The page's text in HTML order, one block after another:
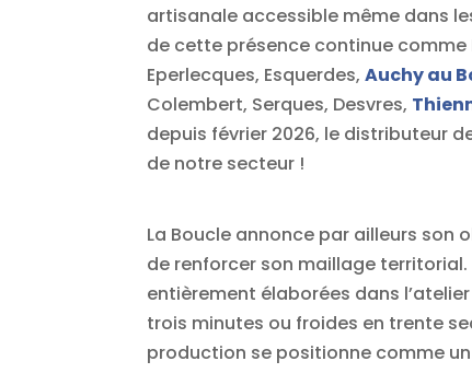
artisanale accessible même dans
de cette présence continue comme
Eperlecques, Esquerdes,Auchy au
Colembert, Serques, Desvres,
depuis février 2026, le distributeur
de notre secteur !
La Boucle annonce par ailleurs son
de renforcer son maillage
entièrement élaborées dans
trois minutes ou froides en trente
production se positionne comme